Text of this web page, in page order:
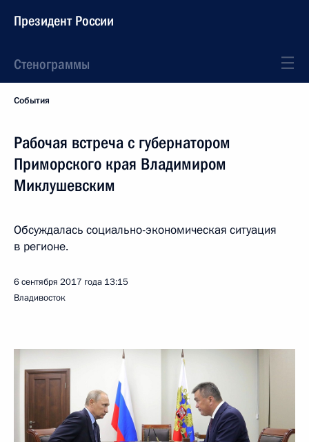
Президент России
Стенограммы
События
Рабочая встреча с губернатором
Приморского края Владимиром
Миклушевским
Обсуждалась социально-экономическая ситуация
в регионе.
6 сентября 2017 года 13:15
Владивосток